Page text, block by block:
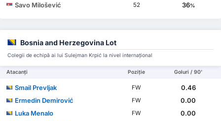
Savo Milošević 52 36%
Bosnia and Herzegovina Lot
Colegii de echipă ai lui Sulejman Krpić la nivel internațional
Atacanți Poziție Goluri / 90'
Smail Prevljak FW
0.46
Ermedin Demirović
FW
0.00
Luka Menalo
FW
0.00